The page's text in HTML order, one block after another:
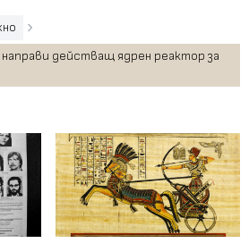
действащ ядрен реактор за